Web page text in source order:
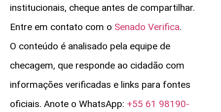
institucionais, cheque antes de compartilhar.
Entre em contato com o Senado Verifica.
O conteúdo é analisado pela equipe de
checagem, que responde ao cidadão com
informações verificadas e links para fontes
oficiais. Anote o WhatsApp: +55 61 98190-